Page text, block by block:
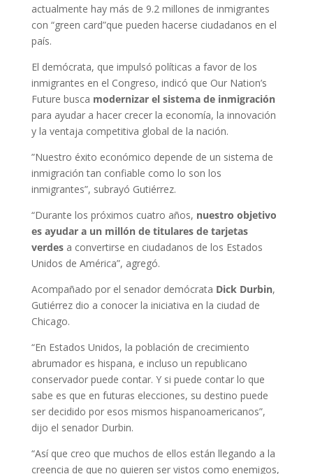
actualmente hay más de 9.2 millones de inmigrantes
con “green card”que pueden hacerse ciudadanos en el
país.
El demócrata, que impulsó políticas a favor de los
inmigrantes en el Congreso, indicó que Our Nation’s
Future busca modernizar el sistema de inmigración
para ayudar a hacer crecer la economía, la innovación
y la ventaja competitiva global de la nación.
”Nuestro éxito económico depende de un sistema de
inmigración tan confiable como lo son los
inmigrantes”, subrayó Gutiérrez.
“Durante los próximos cuatro años, nuestro objetivo
es ayudar a un millón de titulares de tarjetas
verdesa convertirse en ciudadanos de los Estados
Unidos de América”, agregó.
Acompañado por el senador demócrata Dick Durbin,
Gutiérrez dio a conocer la iniciativa en la ciudad de
Chicago.
“En Estados Unidos, la población de crecimiento
abrumador es hispana, e incluso un republicano
conservador puede contar. Y si puede contar lo que
sabe es que en futuras elecciones, su destino puede
ser decidido por esos mismos hispanoamericanos”,
dijo el senador Durbin.
“Así que creo que muchos de ellos están llegando a la
creencia de que no quieren ser vistos como enemigos,